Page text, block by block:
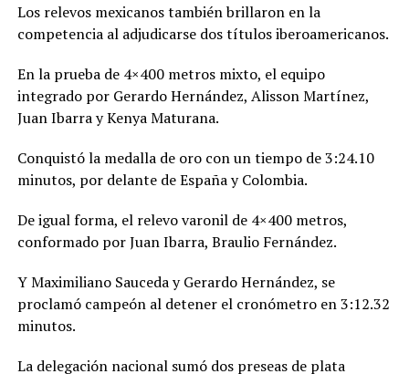
Los relevos mexicanos también brillaron en la
competencia al adjudicarse dos títulos iberoamericanos.
En la prueba de 4×400 metros mixto, el equipo
integrado por Gerardo Hernández, Alisson Martínez,
Juan Ibarra y Kenya Maturana.
Conquistó la medalla de oro con un tiempo de 3:24.10
minutos, por delante de España y Colombia.
De igual forma, el relevo varonil de 4×400 metros,
conformado por Juan Ibarra, Braulio Fernández.
Y Maximiliano Sauceda y Gerardo Hernández, se
proclamó campeón al detener el cronómetro en 3:12.32
minutos.
La delegación nacional sumó dos preseas de plata